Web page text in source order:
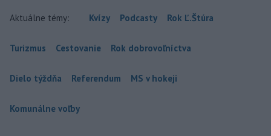
Aktuálne témy: Kvízy Podcasty Rok Ľ.Štúra
Turizmus Cestovanie Rok dobrovoľníctva
Dielo týždňa Referendum MS v hokeji
Komunálne voľby